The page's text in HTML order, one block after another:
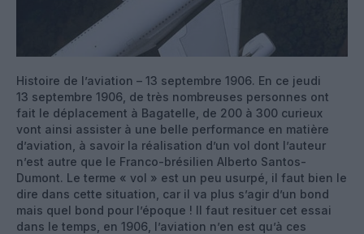
Histoire de l’aviation – 13 septembre 1906. En ce jeudi
13 septembre 1906, de très nombreuses personnes ont
fait le déplacement à Bagatelle, de 200 à 300 curieux
vont ainsi assister à une belle performance en matière
d’aviation, à savoir la réalisation d’un vol dont l’auteur
n’est autre que le Franco-brésilien Alberto Santos-
Dumont. Le terme « vol » est un peu usurpé, il faut bien le
dire dans cette situation, car il va plus s’agir d’un bond
mais quel bond pour l’époque ! Il faut resituer cet essai
dans le temps, en 1906, l’aviation n’en est qu’à ces